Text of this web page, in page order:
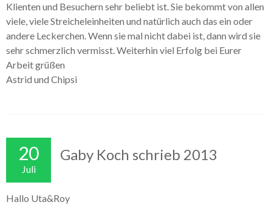
Klienten und Besuchern sehr beliebt ist. Sie bekommt von allen
viele, viele Streicheleinheiten und natürlich auch das ein oder
andere Leckerchen. Wenn sie mal nicht dabei ist, dann wird sie
sehr schmerzlich vermisst. Weiterhin viel Erfolg bei Eurer
Arbeit grüßen
Astrid und Chipsi
20
Juli
Gaby Koch schrieb 2013
Hallo Uta&Roy